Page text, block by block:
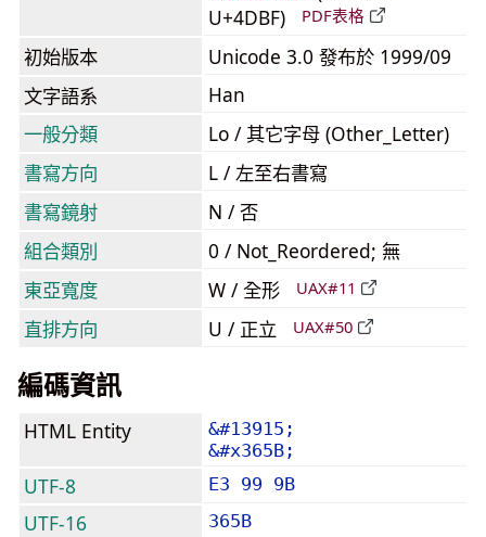
U+4DBF)
PDF表格
初始版本
Unicode 3.0 發布於 1999/09
文字語系
Han
一般分類
Lo / 其它字母 (Other_Letter)
書寫方向
L / 左至右書寫
書寫鏡射
N / 否
組合類別
0 / Not_Reordered; 無
東亞寬度
W / 全形 UAX#11
直排方向 U / 正立 UAX#50
編碼資訊
HTML Entity
&#13915;
&#x365B;
UTF-8 E3 99 9B
UTF-16 365B